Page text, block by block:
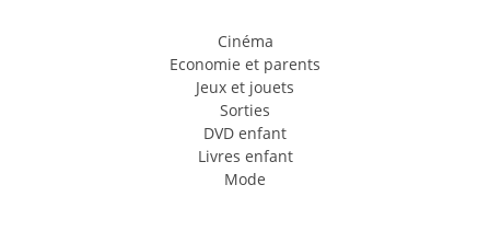
Cinéma
Economie et parents
Jeux et jouets
Sorties
DVD enfant
Livres enfant
Mode